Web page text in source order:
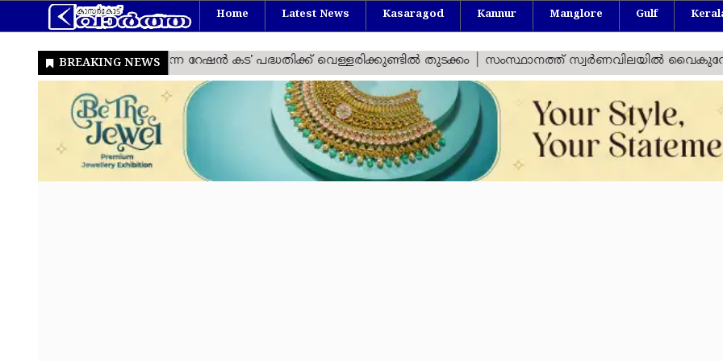
Home Latest News Kasaragod Kannur Manglore Gulf